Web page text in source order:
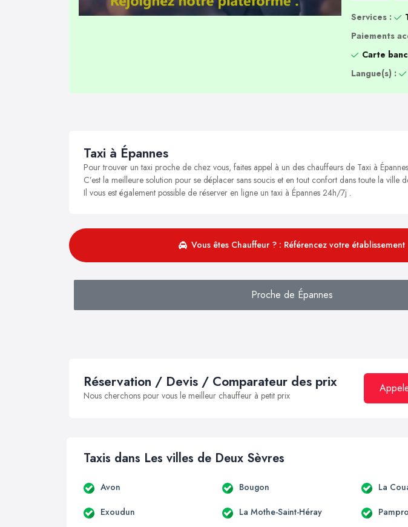
Services :
Paiements
Carte
Langue(s) :
Taxi à Épannes
Pour trouver un taxi proche de chez vous, faites appel à un des chauffeurs de Taxi à
C’est la meilleure solution pour se déplacer sans soucis et en tout confort dans toute la ville
Il vous est également possible de réserver en ligne un taxi à Épannes 24h/7j .
Vous êtes Chauffeur ? : Référencez votre établissement
Proche de Épannes
Réservation / Devis / Comparateur des prix
Nous cherchons pour vous le meilleur chauffeur à petit prix
Taxis dans Les villes de Deux Sèvres
Avon Bougon La
Exoudun La Mothe-Saint-Héray